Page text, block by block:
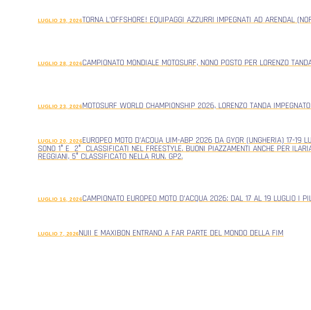
LUGLIO 29, 2026TORNA L’OFFSHORE! EQUIPAGGI AZZURRI IMPEGNATI AD ARENDAL
LUGLIO 28, 2026CAMPIONATO MONDIALE MOTOSURF, NONO POSTO PER LORENZO
LUGLIO 23, 2026MOTOSURF WORLD CHAMPIONSHIP 2026, LORENZO TANDA
LUGLIO 20, 2026EUROPEO MOTO D’ACQUA UIM-ABP 2026 DA GYOR (UNGHERIA) 17-19
SONO 1° E 2° CLASSIFICATI NEL FREESTYLE. BUONI PIAZZAMENTI ANCHE PER
REGGIANI, 5° CLASSIFICATO NELLA RUN. GP2.
LUGLIO 16, 2026CAMPIONATO EUROPEO MOTO D’ACQUA 2026: DAL 17 AL 19 LUGLIO I
LUGLIO 7, 2026NUII E MAXIBON ENTRANO A FAR PARTE DEL MONDO DELLA FIM